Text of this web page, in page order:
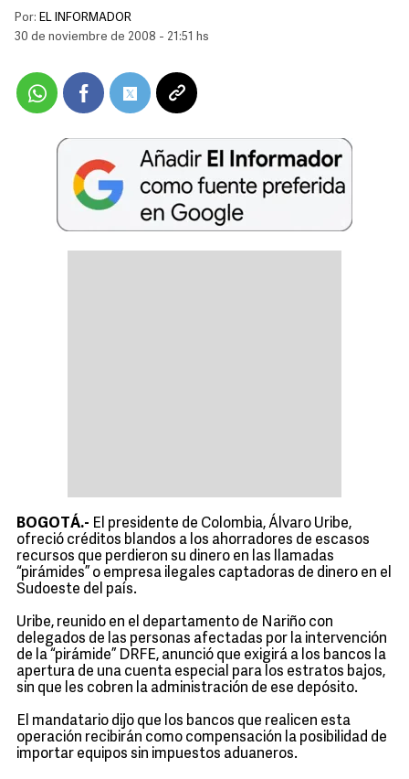
Por: EL INFORMADOR
30 de noviembre de 2008 - 21:51 hs
BOGOTÁ.- El presidente de Colombia, Álvaro Uribe,
ofreció créditos blandos a los ahorradores de escasos
recursos que perdieron su dinero en las llamadas
“pirámides” o empresa ilegales captadoras de dinero en el
Sudoeste del país.
Uribe, reunido en el departamento de Nariño con
delegados de las personas afectadas por la intervención
de la “pirámide” DRFE, anunció que exigirá a los bancos la
apertura de una cuenta especial para los estratos bajos,
sin que les cobren la administración de ese depósito.
El mandatario dijo que los bancos que realicen esta
operación recibirán como compensación la posibilidad de
importar equipos sin impuestos aduaneros.